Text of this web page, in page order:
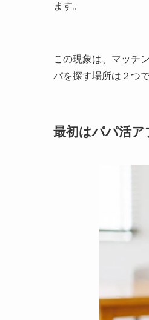
ます。
この現象は、マッチ
パを探す場所は２つで
最初はパパ活